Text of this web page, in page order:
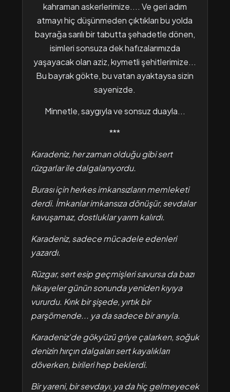
kahraman askerlerimize.... Ve geri adım
atmayı hiç düşünmeden çıktıkları bu yolda
bayrağa sarılı bir tabutta şehadetle dönen,
isimleri sonsuza dek hafızalarımızda
yaşayacak olan aziz, kıymetli şehitlerimize...
Bu bayrak gökte, bu vatan ayaktaysa sizin
sayenizde.
Minnetle, saygıyla ve sonsuz duayla...
***
Karadeniz, her zaman olduğu gibi sert
rüzgarlar ile dalgalanıyordu.
Burası için herkes imkansızların memleketi
derdi. İmkanlar imkansıza dönüşür, sevdalar
kavuşamaz, dostluklar yarım kalırdı.
Karadeniz, sadece mücadele edenleri
yazardı.
Rüzgar, sert esip geçmişleri savursa da bazı
hikayeler günün sonunda yeniden kıyıya
vururdu. Kırık bir şişede, yırtık bir
parşömende... ya da sadece bir anıyla.
Karadeniz'de gökyüzü griye çalarken, soğuk
denizin hırçın dalgaları sert kayalıkları
döverken, birileri hep beklerdi.
Bir yareni, bir sevdayı, ya da hiç gelmeyecek